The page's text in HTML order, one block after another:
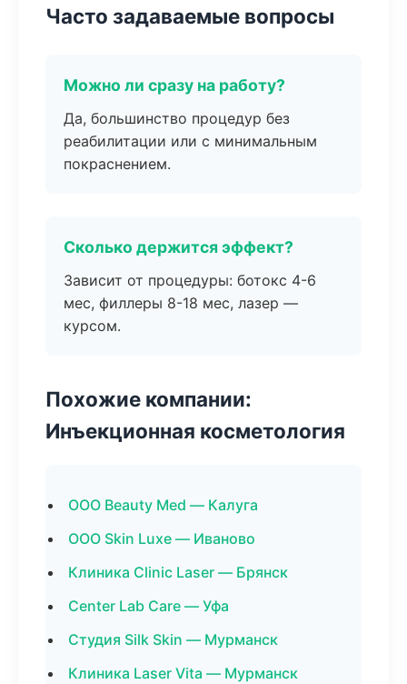
Часто задаваемые вопросы
Можно ли сразу на работу?
Да, большинство процедур без
реабилитации или с минимальным
покраснением.
Сколько держится эффект?
Зависит от процедуры: ботокс 4-6
мес, филлеры 8-18 мес, лазер —
курсом.
Похожие компании:
Инъекционная косметология
ООО Beauty Med — Калуга
ООО Skin Luxe — Иваново
Клиника Clinic Laser — Брянск
Center Lab Care — Уфа
Студия Silk Skin — Мурманск
Клиника Laser Vita — Мурманск